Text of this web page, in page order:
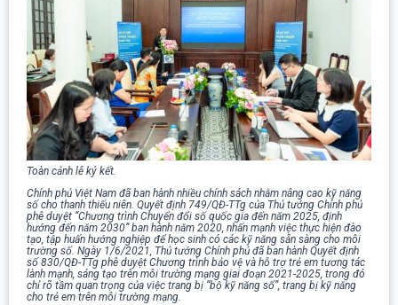
Toàn cảnh lễ ký kết.
Chính phủ Việt Nam đã ban hành nhiều chính sách nhằm nâng cao kỹ năng
số cho thanh thiếu niên. Quyết định 749/QĐ-TTg của Thủ tướng Chính phủ
phê duyệt “Chương trình Chuyển đổi số quốc gia đến năm 2025, định
hướng đến năm 2030” ban hành năm 2020, nhấn mạnh việc thực hiện đào
tạo, tập huấn hướng nghiệp để học sinh có các kỹ năng sẵn sàng cho môi
trường số. Ngày 1/6/2021, Thủ tướng Chính phủ đã ban hành Quyết định
số 830/QĐ-TTg phê duyệt Chương trình bảo vệ và hỗ trợ trẻ em tương tác
lành mạnh, sáng tạo trên môi trường mạng giai đoạn 2021-2025, trong đó
chỉ rõ tầm quan trọng của việc trang bị “bộ kỹ năng số”, trang bị kỹ năng
cho trẻ em trên môi trường mạng.